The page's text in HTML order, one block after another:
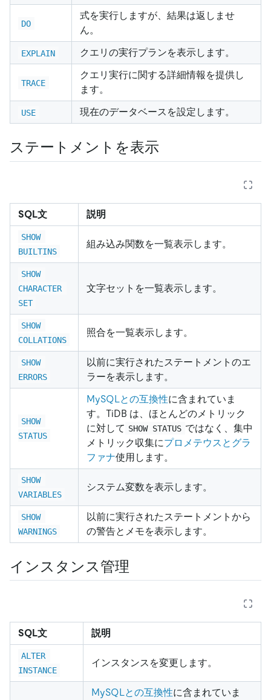
DO
式を実行しますが、結果は返しませ
ん。
EXPLAIN クエリの実行プランを表示します。
TRACE
クエリ実行に関する詳細情報を提供し
ます。
USE 現在のデータベースを設定します。
ステートメントを表示
SQL文 説明
SHOW
BUILTINS
組み込み関数を一覧表示します。
SHOW
CHARACTER
SET
文字セットを一覧表示します。
SHOW
COLLATIONS
照合を一覧表示します。
SHOW
ERRORS
以前に実行されたステートメントのエ
ラーを表示します。
SHOW
STATUS
MySQLとの互換性に含まれていま
す。TiDB は、ほとんどのメトリック
に対して SHOW STATUS ではなく、集中
メトリック収集にプロメテウスとグラ
ファナ使用します。
SHOW
VARIABLES
システム変数を表示します。
SHOW
WARNINGS
以前に実行されたステートメントから
の警告とメモを表示します。
インスタンス管理
SQL文 説明
ALTER
INSTANCE
インスタンスを変更します。
MySQLとの互換性に含まれていま